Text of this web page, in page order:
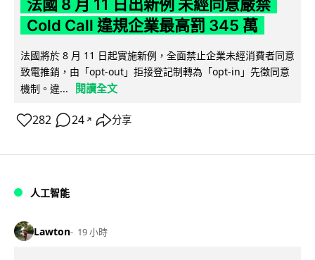
法國 8 月 11 日出新例 未經同意嚴禁
Cold Call 違規企業最高罰 345 萬
法國將於 8 月 11 日起實施新例，全面禁止企業未經消費者同意
致電推銷，由「opt-out」拒接登記制轉為「opt-in」先徵同意
機制。違...
閱讀全文
282 24 ↗ 分享
人工智能
Lawton 19 小時